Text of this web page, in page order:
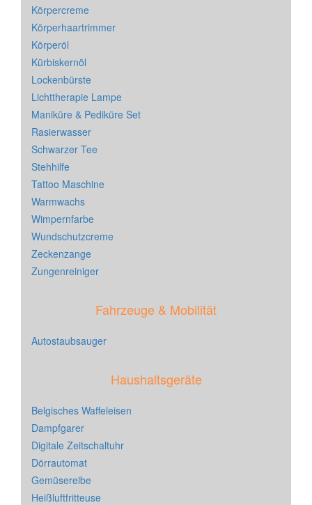
Körpercreme
Körperhaartrimmer
Körperöl
Kürbiskernöl
Lockenbürste
Lichttherapie Lampe
Maniküre & Pediküre Set
Rasierwasser
Schwarzer Tee
Stehhilfe
Tattoo Maschine
Warmwachs
Wimpernfarbe
Wundschutzcreme
Zeckenzange
Zungenreiniger
Fahrzeuge & Mobilität
Autostaubsauger
Haushaltsgeräte
Belgisches Waffeleisen
Dampfgarer
Digitale Zeitschaltuhr
Dörrautomat
Gemüsereibe
Heißluftfritteuse